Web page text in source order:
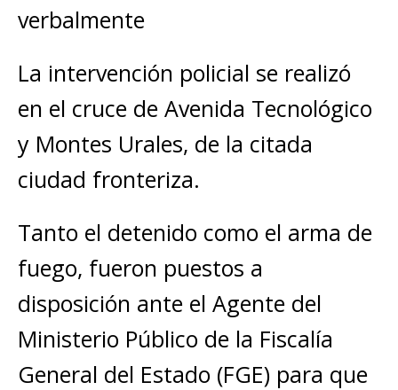
verbalmente
La intervención policial se realizó
en el cruce de Avenida Tecnológico
y Montes Urales, de la citada
ciudad fronteriza.
Tanto el detenido como el arma de
fuego, fueron puestos a
disposición ante el Agente del
Ministerio Público de la Fiscalía
General del Estado (FGE) para que